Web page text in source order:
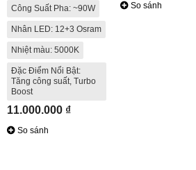
Công Suất Pha: ~90W
Nhân LED: 12+3 Osram
Nhiệt màu: 5000K
Đặc Điểm Nổi Bật:
Tăng công suất, Turbo
Boost
11.000.000 ₫
So sánh
So sánh